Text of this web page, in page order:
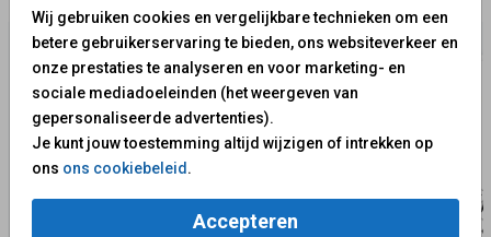
Wij gebruiken cookies en vergelijkbare technieken om een
betere gebruikerservaring te bieden, ons websiteverkeer en
onze prestaties te analyseren en voor marketing- en
sociale mediadoeleinden (het weergeven van
gepersonaliseerde advertenties).
Je kunt jouw toestemming altijd wijzigen of intrekken op
ons ons cookiebeleid.
Accepteren